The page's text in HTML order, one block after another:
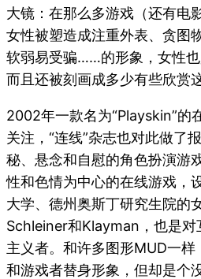
大镜：在那么多游戏（还有电
女性被塑造成注重外表、贪图
软弱易受骗……的形象，女性也
而且还被刻画成多少有些欣赏
2002年一款名为“Playskin”的
关注，“连线”杂志也对此做了
秘、悬念和自慰的角色扮演游
性和色情为中心的在线游戏，
大学、德州奥斯丁研究生院的
Schleiner和Klayman，也是对
主义者。和许多图形MUD一
和游戏者替身形象，但却是个